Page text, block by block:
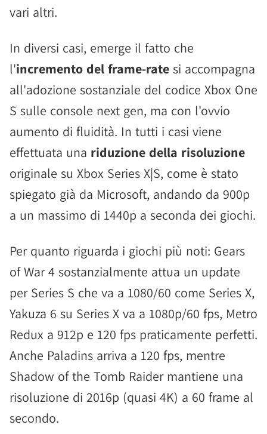
vari altri.
In diversi casi, emerge il fatto che
l'incremento del frame-rate si accompagna
all'adozione sostanziale del codice Xbox One
S sulle console next gen, ma con l'ovvio
aumento di fluidità. In tutti i casi viene
effettuata una riduzione della risoluzione
originale su Xbox Series X|S, come è stato
spiegato già da Microsoft, andando da 900p
a un massimo di 1440p a seconda dei giochi.
Per quanto riguarda i giochi più noti: Gears
of War 4 sostanzialmente attua un update
per Series S che va a 1080/60 come Series X,
Yakuza 6 su Series X va a 1080p/60 fps, Metro
Redux a 912p e 120 fps praticamente perfetti.
Anche Paladins arriva a 120 fps, mentre
Shadow of the Tomb Raider mantiene una
risoluzione di 2016p (quasi 4K) a 60 frame al
secondo.